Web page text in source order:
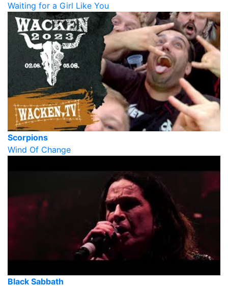
Waiting for a Girl Like You
Scorpions
Wind Of Change
Black Sabbath